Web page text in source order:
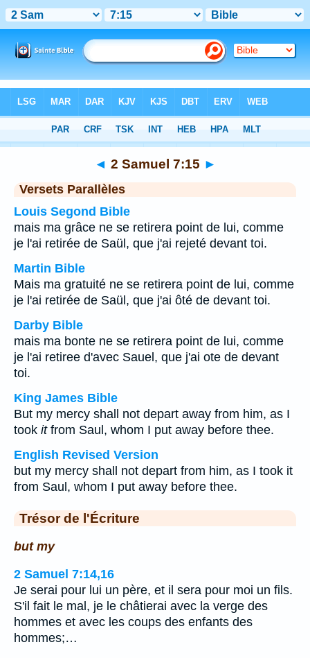
Chapitre 7> Verset 15
◄ 2 Samuel 7:15 ►
Versets Parallèles
Louis Segond Bible
mais ma grâce ne se retirera point de lui, comme
je l'ai retirée de Saül, que j'ai rejeté devant toi.
Martin Bible
Mais ma gratuité ne se retirera point de lui, comme
je l'ai retirée de Saül, que j'ai ôté de devant toi.
Darby Bible
mais ma bonte ne se retirera point de lui, comme
je l'ai retiree d'avec Sauel, que j'ai ote de devant
toi.
King James Bible
But my mercy shall not depart away from him, as I
took itfrom Saul, whom I put away before thee.
English Revised Version
but my mercy shall not depart from him, as I took it
from Saul, whom I put away before thee.
Trésor de l'Écriture
but my
2 Samuel 7:14,16
Je serai pour lui un père, et il sera pour moi un fils.
S'il fait le mal, je le châtierai avec la verge des
hommes et avec les coups des enfants des
hommes;…